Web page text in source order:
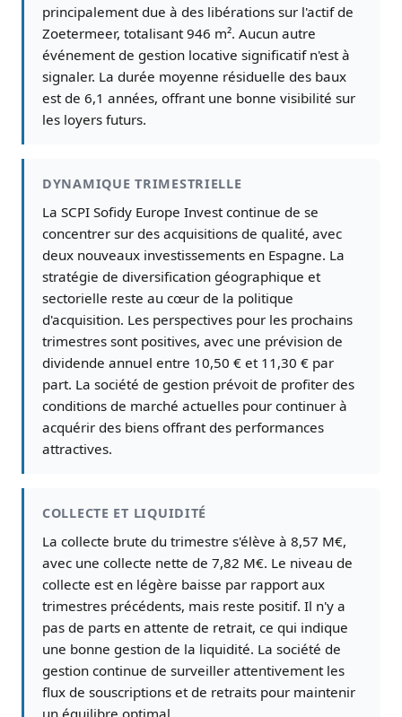
principalement due à des libérations sur l'actif de
Zoetermeer, totalisant 946 m². Aucun autre
événement de gestion locative significatif n'est à
signaler. La durée moyenne résiduelle des baux
est de 6,1 années, offrant une bonne visibilité sur
les loyers futurs.
DYNAMIQUE TRIMESTRIELLE
La SCPI Sofidy Europe Invest continue de se
concentrer sur des acquisitions de qualité, avec
deux nouveaux investissements en Espagne. La
stratégie de diversification géographique et
sectorielle reste au cœur de la politique
d'acquisition. Les perspectives pour les prochains
trimestres sont positives, avec une prévision de
dividende annuel entre 10,50 € et 11,30 € par
part. La société de gestion prévoit de profiter des
conditions de marché actuelles pour continuer à
acquérir des biens offrant des performances
attractives.
COLLECTE ET LIQUIDITÉ
La collecte brute du trimestre s'élève à 8,57 M€,
avec une collecte nette de 7,82 M€. Le niveau de
collecte est en légère baisse par rapport aux
trimestres précédents, mais reste positif. Il n'y a
pas de parts en attente de retrait, ce qui indique
une bonne gestion de la liquidité. La société de
gestion continue de surveiller attentivement les
flux de souscriptions et de retraits pour maintenir
un équilibre optimal.